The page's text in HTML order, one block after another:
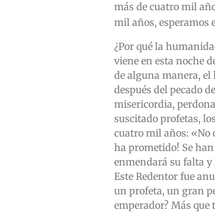
más de cuatro mil
mil años, esperamos
¿Por qué la
viene en esta noche
de alguna manera,
después del pecado
misericordia,
suscitado profetas,
cuatro mil años: «No
ha prometido! Se han
enmendará su falta
Este Redentor fue
un profeta, un gran
emperador? Más que